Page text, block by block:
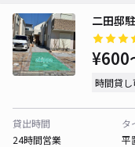
二田邸
¥600
時間貸し
貸出時間
24時間営業
タ
平